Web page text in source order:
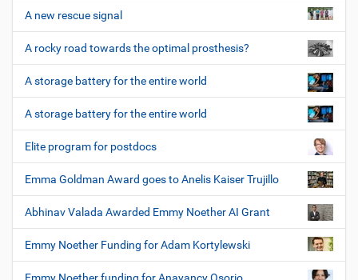
A new rescue signal
A rocky road towards the optimal prosthesis?
A storage battery for the entire world
A storage battery for the entire world
Elite program for postdocs
Emma Goldman Award goes to Anelis Kaiser Trujillo
Abhinav Valada Awarded Emmy Noether AI Grant
Emmy Noether Funding for Adam Kortylewski